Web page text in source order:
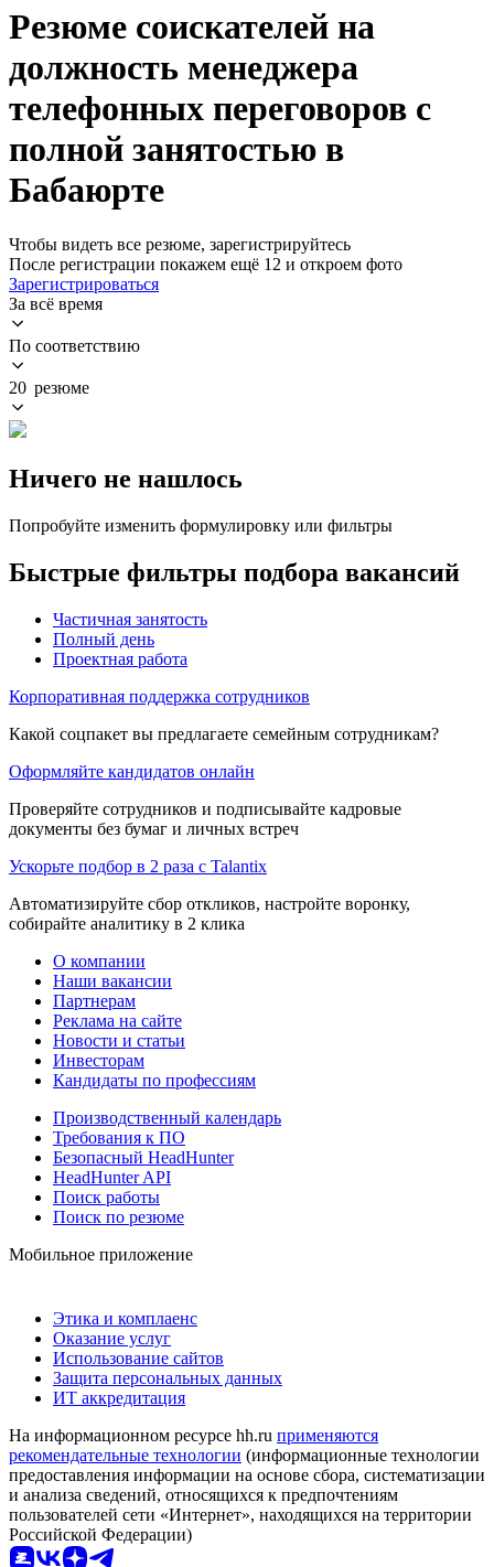
Резюме соискателей на
должность менеджера
телефонных переговоров с
полной занятостью в
Бабаюрте
Чтобы видеть все резюме, зарегистрируйтесь
После регистрации покажем ещё 12 и откроем фото
Зарегистрироваться
За всё время
По соответствию
20 резюме
Ничего не нашлось
Попробуйте изменить формулировку или фильтры
Быстрые фильтры подбора вакансий
Частичная занятость
Полный день
Проектная работа
Корпоративная поддержка сотрудников
Какой соцпакет вы предлагаете семейным сотрудникам?
Оформляйте кандидатов онлайн
Проверяйте сотрудников и подписывайте кадровые
документы без бумаг и личных встреч
Ускорьте подбор в 2 раза с Talantix
Автоматизируйте сбор откликов, настройте воронку,
собирайте аналитику в 2 клика
О компании
Наши вакансии
Партнерам
Реклама на сайте
Новости и статьи
Инвесторам
Кандидаты по профессиям
Производственный календарь
Требования к ПО
Безопасный HeadHunter
HeadHunter API
Поиск работы
Поиск по резюме
Мобильное приложение
Этика и комплаенс
Оказание услуг
Использование сайтов
Защита персональных данных
ИТ аккредитация
На информационном ресурсе hh.ru применяются
рекомендательные технологии (информационные технологии
предоставления информации на основе сбора, систематизации
и анализа сведений, относящихся к предпочтениям
пользователей сети «Интернет», находящихся на территории
Российской Федерации)